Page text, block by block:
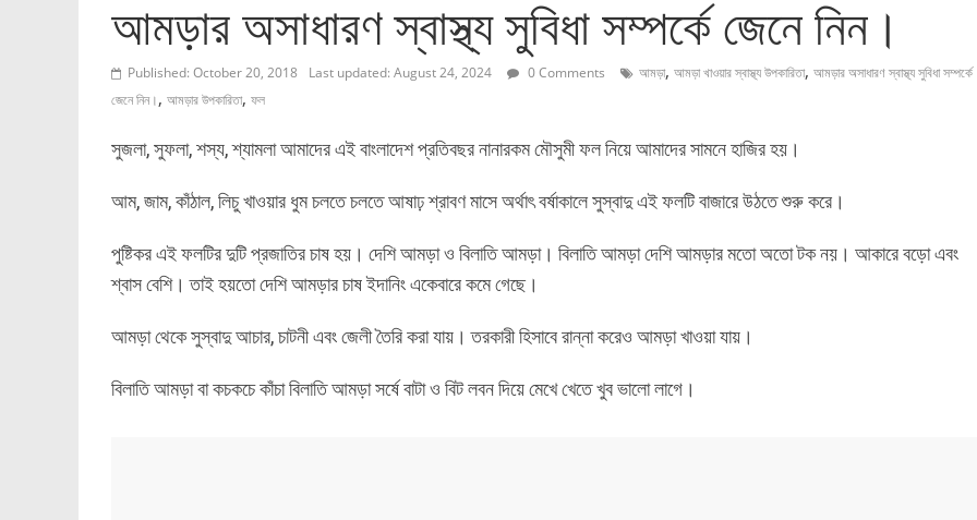
আমড়ার অসাধারণ স্বাস্থ্য সুবিধা সম্পর্কে জেনে নিন।
Published: October 20, 2018 Last updated: August 24, 2024 0 Comments আমড়া, আমড়া খাওয়ার স্বাস্থ্য উপকারিতা, আমড়ার অসাধারণ স্বাস্থ্য সুবিধা সম্পর্কে
জেনে নিন।, আমড়ার উপকারিতা, ফল
সুজলা, সুফলা, শস্য, শ্যামলা আমাদের এই বাংলাদেশ প্রতিবছর নানারকম মৌসুমী ফল নিয়ে আমাদের সামনে হাজির হয়।
আম, জাম, কাঁঠাল, লিচু খাওয়ার ধুম চলতে চলতে আষাঢ় শ্রাবণ মাসে অর্থাৎ বর্ষাকালে সুস্বাদু এই ফলটি বাজারে উঠতে শুরু করে।
পুষ্টিকর এই ফলটির দুটি প্রজাতির চাষ হয়। দেশি আমড়া ও বিলাতি আমড়া। বিলাতি আমড়া দেশি আমড়ার মতো অতো টক নয়। আকারে বড়ো এবং
শ্বাস বেশি। তাই হয়তো দেশি আমড়ার চাষ ইদানিং একেবারে কমে গেছে।
আমড়া থেকে সুস্বাদু আচার, চাটনী এবং জেলী তৈরি করা যায়। তরকারী হিসাবে রান্না করেও আমড়া খাওয়া যায়।
বিলাতি আমড়া বা কচকচে কাঁচা বিলাতি আমড়া সর্ষে বাটা ও বিট লবন দিয়ে মেখে খেতে খুব ভালো লাগে।